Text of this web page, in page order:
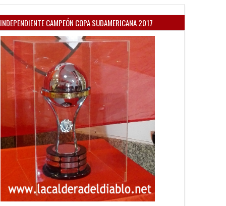
INDEPENDIENTE CAMPEÓN COPA SUDAMERICANA 2017